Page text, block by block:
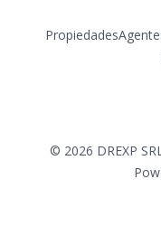
Propiedades
© 2026 DREXP